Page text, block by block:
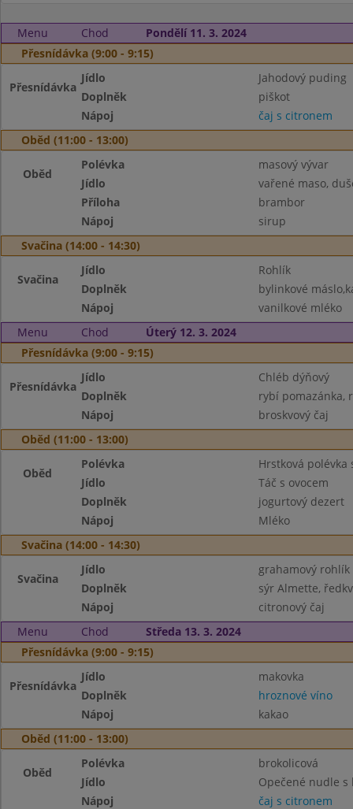
Menu Chod
Pondělí 11. 3. 2024
Přesnídávka (9:00 - 9:15)
Přesnídávka
Jídlo
Jahodový puding
Doplněk
piškot
Nápoj
čaj s citronem
Oběd (11:00 - 13:00)
Oběd
Polévka
masový vývar
Jídlo
vařené maso,
Příloha
brambor
Nápoj
sirup
Svačina (14:00 - 14:30)
Svačina
Jídlo
Rohlík
Doplněk
bylinkové
Nápoj
vanilkové mléko
Menu
Chod
Úterý 12. 3. 2024
Přesnídávka (9:00 - 9:15)
Přesnídávka
Jídlo
Chléb dýňový
Doplněk
rybí pomazánka,
Nápoj
broskvový čaj
Oběd (11:00 - 13:00)
Oběd
Polévka
Hrstková
Jídlo
Táč s ovocem
Doplněk
jogurtový dezert
Nápoj
Mléko
Svačina (14:00 - 14:30)
Svačina
Jídlo
grahamový rohlík
Doplněk
sýr Almette,
Nápoj
citronový čaj
Menu
Chod
Středa 13. 3. 2024
Přesnídávka (9:00 - 9:15)
Přesnídávka
Jídlo
makovka
Doplněk
hroznové víno
Nápoj
kakao
Oběd (11:00 - 13:00)
Oběd
Polévka
brokolicová
Jídlo
Opečené nudle
Nápoj
čaj s citronem